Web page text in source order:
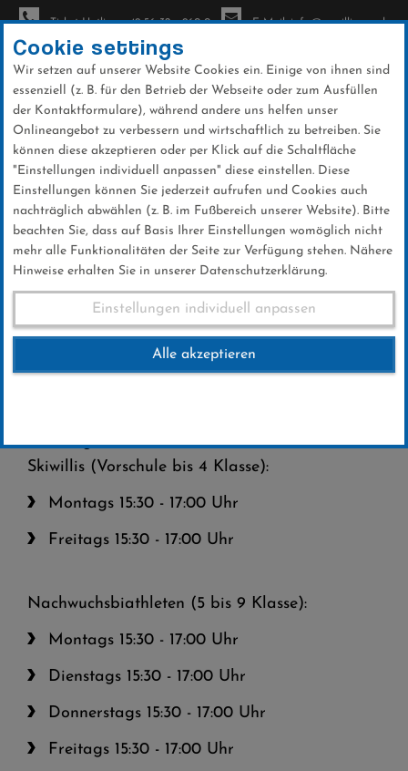
Direkt
zum
Inhalt
Ticket-Hotline: +49 56 32 - 960-0 E-Mail: info@sc-willingen.de
Services
Biathlon
Soll es etwas mit Spannung und viel Bewegung
sein?
Trainingszeiten:
Skiwillis (Vorschule bis 4 Klasse):
Montags 15:30 - 17:00 Uhr
Freitags 15:30 - 17:00 Uhr
Nachwuchsbiathleten (5 bis 9 Klasse):
Montags 15:30 - 17:00 Uhr
Dienstags 15:30 - 17:00 Uhr
Donnerstags 15:30 - 17:00 Uhr
Freitags 15:30 - 17:00 Uhr
Cookie settings
Wir setzen auf unserer Website Cookies ein. Einige von ihnen sind
essenziell (z. B. für den Betrieb der Webseite oder zum Ausfüllen
der Kontaktformulare), während andere uns helfen unser
Onlineangebot zu verbessern und wirtschaftlich zu betreiben. Sie
können diese akzeptieren oder per Klick auf die Schaltfläche
"Einstellungen individuell anpassen" diese einstellen. Diese
Einstellungen können Sie jederzeit aufrufen und Cookies auch
nachträglich abwählen (z. B. im Fußbereich unserer Website). Bitte
beachten Sie, dass auf Basis Ihrer Einstellungen womöglich nicht
mehr alle Funktionalitäten der Seite zur Verfügung stehen. Nähere
Hinweise erhalten Sie in unserer Datenschutzerklärung.
Einstellungen individuell anpassen
Alle akzeptieren